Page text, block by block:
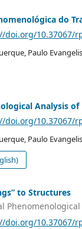
do
doi.org/10.37067/
Paulo
Analysis
doi.org/10.37067/
Paulo
to Structures
doi.org/10.37067/